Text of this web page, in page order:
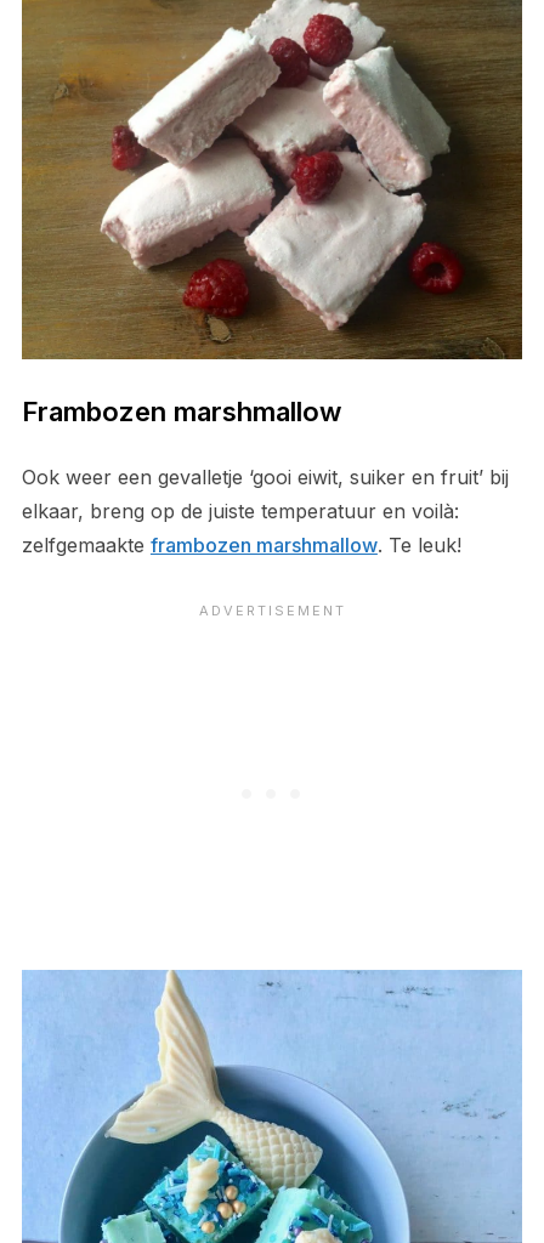
Frambozen marshmallow
Ook weer een gevalletje ‘gooi eiwit, suiker en fruit’ bij
elkaar, breng op de juiste temperatuur en voilà:
zelfgemaakte frambozen marshmallow. Te leuk!